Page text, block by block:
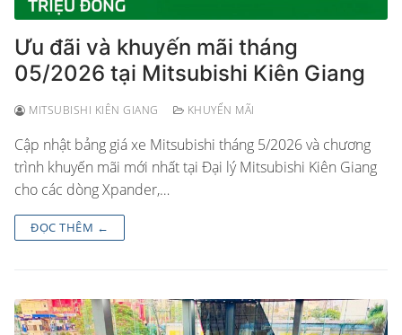
Ưu đãi và khuyến mãi tháng
05/2026 tại Mitsubishi Kiên Giang
MITSUBISHI KIÊN GIANG KHUYẾN MÃI
Cập nhật bảng giá xe Mitsubishi tháng 5/2026 và chương
trình khuyến mãi mới nhất tại Đại lý Mitsubishi Kiên Giang
cho các dòng Xpander,…
ĐỌC THÊM ←